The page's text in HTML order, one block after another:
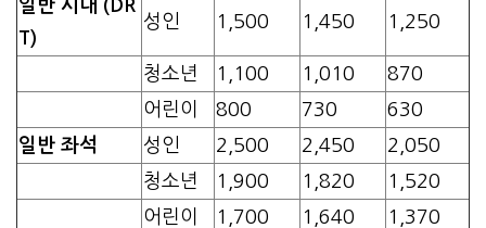
일반 시내 (DR
T)
성인 1,500 1,450 1,250
청소년 1,100 1,010
870
어린이
800 730
630
일반 좌석
성인 2,500 2,450
2,050
청소년
1,900 1,820
1,520
어린이
1,700 1,640 1,370